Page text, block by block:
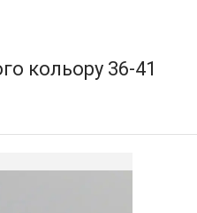
кольору 36-41